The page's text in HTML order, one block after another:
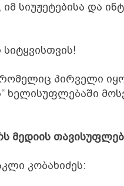
, იმ სიუჟეტებისა და
სიტყვისთვის!
პირველი
“ ხელისუფლებაში
მედიის
კობახიძეს: